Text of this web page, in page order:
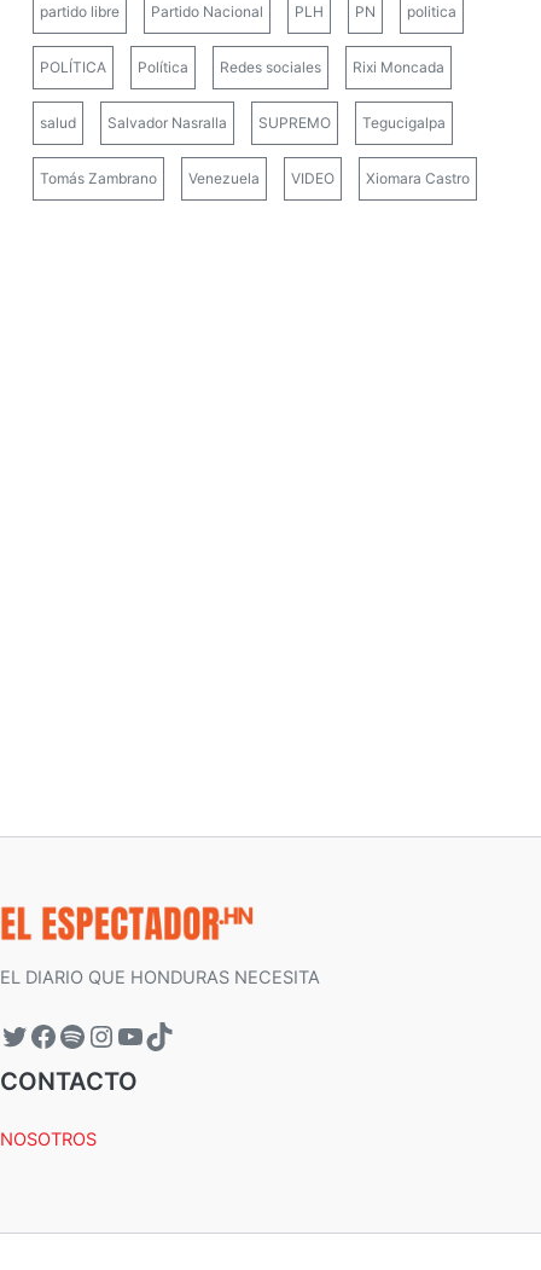
partido libre Partido Nacional PLH PN politica
POLÍTICA Política Redes sociales Rixi Moncada
salud Salvador Nasralla SUPREMO Tegucigalpa
Tomás Zambrano Venezuela VIDEO Xiomara Castro
EL DIARIO QUE HONDURAS NECESITA
CONTACTO
NOSOTROS